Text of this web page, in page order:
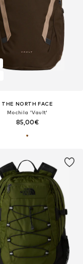
THE NORTH FACE
Mochila 'Vault'
85,00€